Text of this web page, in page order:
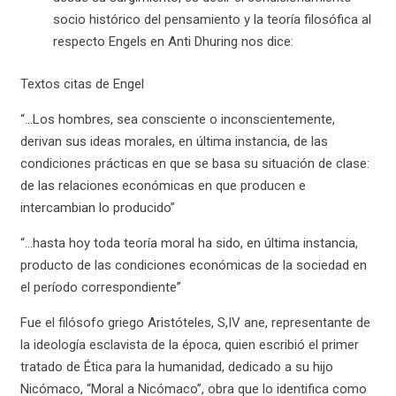
socio histórico del pensamiento y la teoría filosófica al
respecto Engels en Anti Dhuring nos dice:
Textos citas de Engel
“…Los hombres, sea consciente o inconscientemente,
derivan sus ideas morales, en última instancia, de las
condiciones prácticas en que se basa su situación de clase:
de las relaciones económicas en que producen e
intercambian lo producido”
“…hasta hoy toda teoría moral ha sido, en última instancia,
producto de las condiciones económicas de la sociedad en
el período correspondiente”
Fue el filósofo griego Aristóteles, S,IV ane, representante de
la ideología esclavista de la época, quien escribió el primer
tratado de Ética para la humanidad, dedicado a su hijo
Nicómaco, “Moral a Nicómaco”, obra que lo identifica como